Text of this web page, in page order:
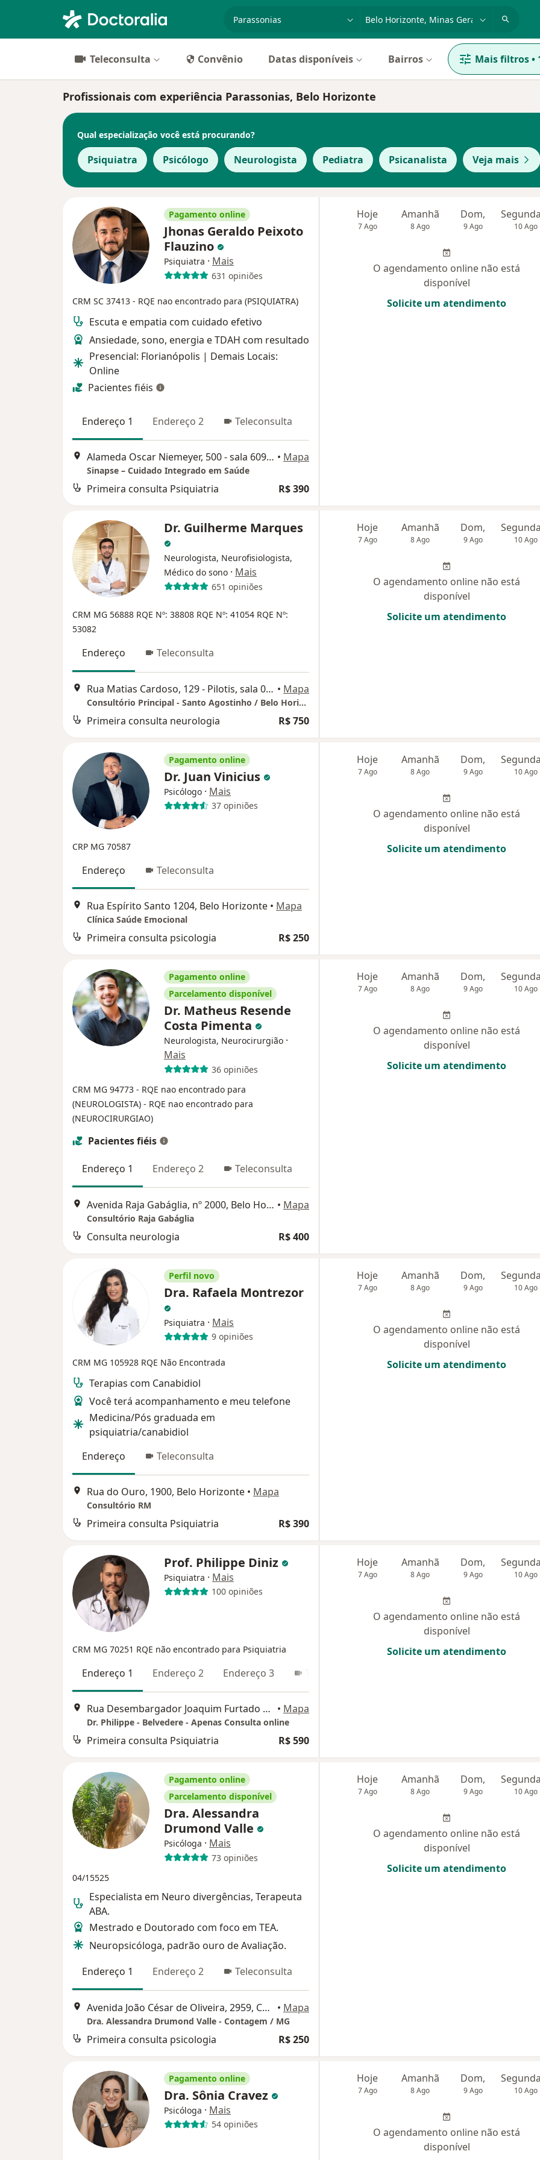
Teleconsulta Convênio Datas disponíveis Bairros Mais filtros•
Profissionais com experiência Parassonias, Belo Horizonte
Qual especialização você está procurando?
Psiquiatra Psicólogo Neurologista Pediatra Psicanalista Veja mais
Pagamento online
Jhonas Geraldo Peixoto
Flauzino
Psiquiatra · Mais
631 opiniões
CRM SC 37413 - RQE nao encontrado para (PSIQUIATRA)
Escuta e empatia com cuidado efetivo
Ansiedade, sono, energia e TDAH com resultado
Presencial: Florianópolis | Demais Locais:
Online
Pacientes fiéis
Endereço 1 Endereço 2 Teleconsulta
Alameda Oscar Niemeyer, 500 - sala 609, Nova Lima • Mapa
Sinapse – Cuidado Integrado em Saúde
Primeira consulta Psiquiatria R$ 390
Hoje
7 Ago
Amanhã
8 Ago
Dom,
9 Ago 10 Ago
O agendamento online não está
disponível
Solicite um atendimento
Dr. Guilherme Marques
Neurologista, Neurofisiologista,
Médico do sono · Mais
651 opiniões
CRM MG 56888 RQE Nº: 38808 RQE Nº: 41054 RQE Nº:
53082
Endereço Teleconsulta
Rua Matias Cardoso, 129 - Pilotis, sala 01, Belo Horizonte • Mapa
Consultório Principal - Santo Agostinho / Belo Horizonte
Primeira consulta neurologia R$ 750
Hoje
7 Ago
Amanhã
8 Ago
Dom,
9 Ago 10 Ago
O agendamento online não está
disponível
Solicite um atendimento
Pagamento online
Dr. Juan Vinicius
Psicólogo · Mais
37 opiniões
CRP MG 70587
Endereço Teleconsulta
Rua Espírito Santo 1204, Belo Horizonte • Mapa
Clínica Saúde Emocional
Primeira consulta psicologia R$ 250
Hoje
7 Ago
Amanhã
8 Ago
Dom,
9 Ago 10 Ago
O agendamento online não está
disponível
Solicite um atendimento
Pagamento online
Parcelamento disponível
Dr. Matheus Resende
Costa Pimenta
Neurologista, Neurocirurgião ·
Mais
36 opiniões
CRM MG 94773 - RQE nao encontrado para
(NEUROLOGISTA) - RQE nao encontrado para
(NEUROCIRURGIAO)
Pacientes fiéis
Endereço 1 Endereço 2 Teleconsulta
Avenida Raja Gabáglia, nº 2000, Belo Horizonte • Mapa
Consultório Raja Gabáglia
Consulta neurologia R$ 400
Hoje
7 Ago
Amanhã
8 Ago
Dom,
9 Ago 10 Ago
O agendamento online não está
disponível
Solicite um atendimento
Perfil novo
Dra. Rafaela Montrezor
Psiquiatra · Mais
9 opiniões
CRM MG 105928 RQE Não Encontrada
Terapias com Canabidiol
Você terá acompanhamento e meu telefone
Medicina/Pós graduada em
psiquiatria/canabidiol
Endereço
Teleconsulta
Rua do Ouro, 1900, Belo Horizonte • Mapa
Consultório RM
Primeira consulta Psiquiatria R$ 390
Hoje
7 Ago
Amanhã
8 Ago
Dom,
9 Ago 10 Ago
O agendamento online não está
disponível
Solicite um atendimento
Prof. Philippe Diniz
Psiquiatra · Mais
100 opiniões
CRM MG 70251 RQE não encontrado para Psiquiatria
Endereço 1 Endereço 2 Endereço 3 Teleconsulta
Rua Desembargador Joaquim Furtado 300, Belo Horizonte • Mapa
Dr. Philippe - Belvedere - Apenas Consulta online
Primeira consulta Psiquiatria R$ 590
Hoje
7 Ago
Amanhã
8 Ago
Dom,
9 Ago 10 Ago
O agendamento online não está
disponível
Solicite um atendimento
Pagamento online
Parcelamento disponível
Dra. Alessandra
Drumond Valle
Psicóloga · Mais
73 opiniões
04/15525
Especialista em Neuro divergências, Terapeuta
ABA.
Mestrado e Doutorado com foco em TEA.
Neuropsicóloga, padrão ouro de Avaliação.
Endereço 1
Endereço 2 Teleconsulta
Avenida João César de Oliveira, 2959, Contagem • Mapa
Dra. Alessandra Drumond Valle - Contagem / MG
Primeira consulta psicologia R$ 250
Hoje
7 Ago
Amanhã
8 Ago
Dom,
9 Ago 10 Ago
O agendamento online não está
disponível
Solicite um atendimento
Pagamento online
Dra. Sônia Cravez
Psicóloga · Mais
54 opiniões
Hoje
7 Ago
Amanhã
8 Ago
Dom,
9 Ago 10 Ago
O agendamento online não está
disponível